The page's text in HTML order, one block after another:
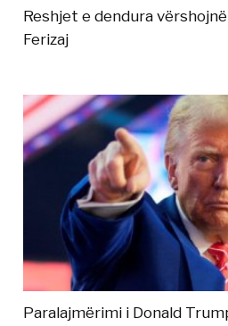
Reshjet e dendura
Ferizaj
Paralajmërimi i Donald